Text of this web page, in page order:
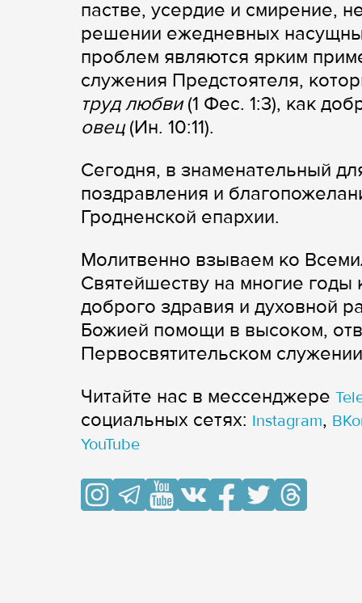
пастве, усердие и смирение,
решении ежедневных
проблем являются ярким
служения Предстоятеля,
труд любви(1 Фес. 1:3), как
овец(Ин. 10:11).
Сегодня, в знаменательный
поздравления и
Гродненской епархии.
Молитвенно взываем ко
Святейшеству на многие
доброго здравия и духовной
Божией помощи в высоком,
Первосвятительском
Читайте нас в мессенджере
cоциальных сетях: Instagram,
YouTube